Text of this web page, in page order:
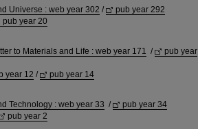
Universe : web year 302 /
pub year 292
pub year 20
to Materials and Life : web year 171 /
pub year
year 12 / pub year 14
Technology : web year 33 /
pub year 34
pub year 2